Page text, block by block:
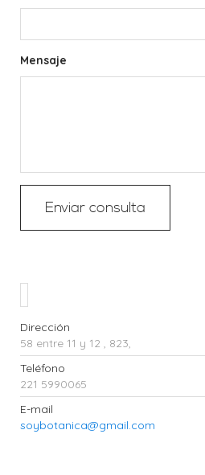
Mensaje
Enviar consulta
Dirección
58 entre 11 y 12 , 823,
Teléfono
221 5990065
E-mail
soybotanica@gmail.com